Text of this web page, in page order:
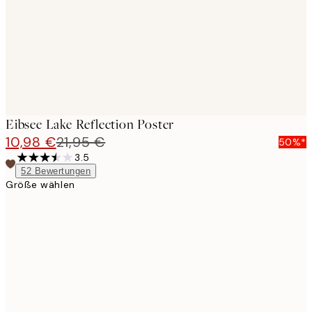
Eibsee Lake Reflection Poster
10,98 €21,95 €
50%*
3.5
52 Bewertungen
Größe wählen